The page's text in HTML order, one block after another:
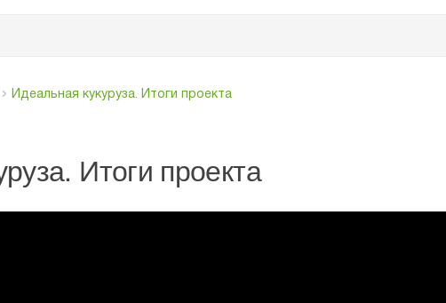
Идеальная кукуруза. Итоги проекта
Итоги проекта